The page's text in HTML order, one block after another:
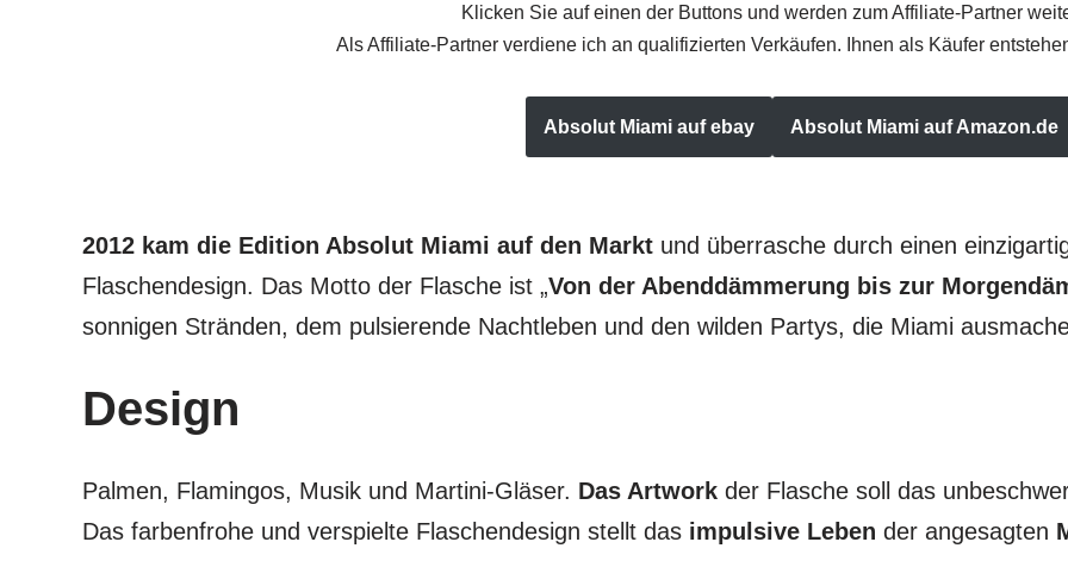
Klicken Sie auf einen der Buttons und werden zum Affiliate-Partner
Als Affiliate-Partner verdiene ich an qualifizierten Verkäufen. Ihnen als Käufer
Absolut Miami auf ebay Absolut Miami auf Amazon.de
2012 kam die Edition Absolut Miami auf den Marktund überrasche durch einen
Flaschendesign. Das Motto der Flasche ist „Von der Abenddämmerung bis zur
sonnigen Stränden, dem pulsierende Nachtleben und den wilden Partys, die Miami
Design
Palmen, Flamingos, Musik und Martini-Gläser. Das Artworkder Flasche soll das
Das farbenfrohe und verspielte Flaschendesign stellt das impulsive Leben der angesagten